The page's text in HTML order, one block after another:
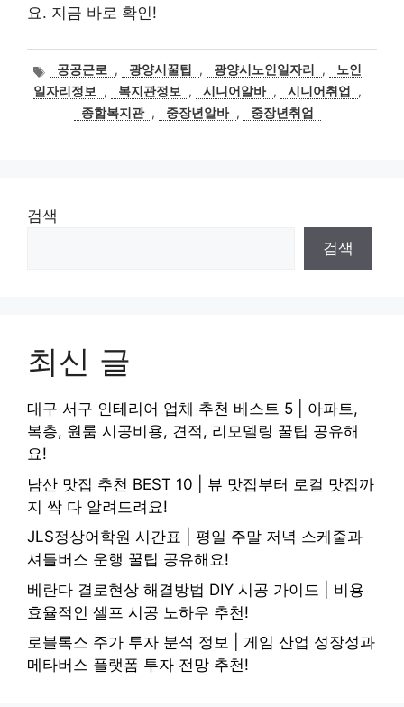
요. 지금 바로 확인!
태
그
공공근로 , 광양시꿀팁 , 광양시노인일자리 ,
노인
일자리정보
, 복지관정보 , 시니어알바 , 시니어취업
,
종합복지관 , 중장년알바 , 중장년취업
검색
검색
최신 글
대구 서구 인테리어 업체 추천 베스트 5 | 아파트,
복층, 원룸 시공비용, 견적, 리모델링 꿀팁 공유해
요!
남산 맛집 추천 BEST 10 | 뷰 맛집부터 로컬 맛집까
지 싹 다 알려드려요!
JLS정상어학원 시간표 | 평일 주말 저녁 스케줄과
셔틀버스 운행 꿀팁 공유해요!
베란다 결로현상 해결방법 DIY 시공 가이드 | 비용
효율적인 셀프 시공 노하우 추천!
로블록스 주가 투자 분석 정보 | 게임 산업 성장성과
메타버스 플랫폼 투자 전망 추천!